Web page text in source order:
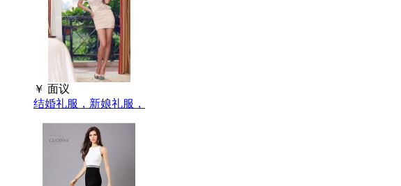
￥ 面议
结婚礼服，新娘礼服，